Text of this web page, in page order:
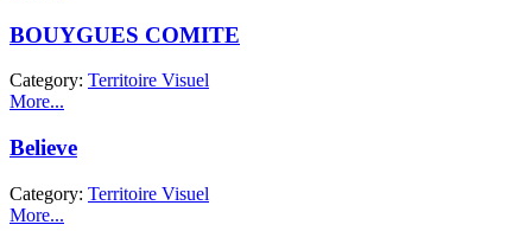
BOUYGUES COMITE
Category: Territoire Visuel
More...
Believe
Category: Territoire Visuel
More...